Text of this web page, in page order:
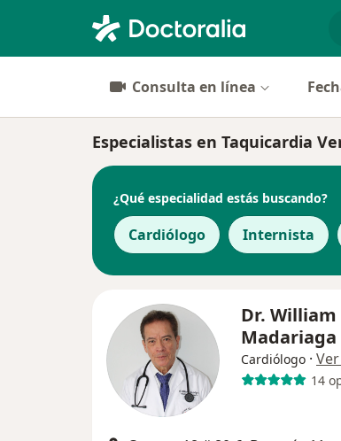
Consulta en línea
Especialistas en Taquicardia
¿Qué especialidad estás buscando?
Cardiólogo Internista
Dr.
Madariaga
Cardiólogo ·
14